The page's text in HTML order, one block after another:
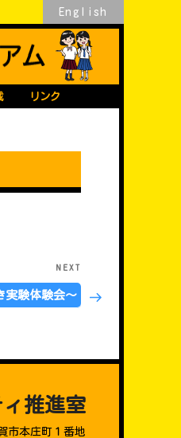
English
リンク
Post
NEXT
実験体験会～
推進室
市本庄町１番地